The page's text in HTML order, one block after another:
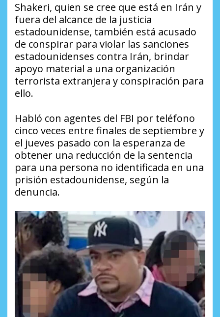
Shakeri, quien se cree que está en Irán y
fuera del alcance de la justicia
estadounidense, también está acusado
de conspirar para violar las sanciones
estadounidenses contra Irán, brindar
apoyo material a una organización
terrorista extranjera y conspiración para
ello.
Habló con agentes del FBI por teléfono
cinco veces entre finales de septiembre y
el jueves pasado con la esperanza de
obtener una reducción de la sentencia
para una persona no identificada en una
prisión estadounidense, según la
denuncia.